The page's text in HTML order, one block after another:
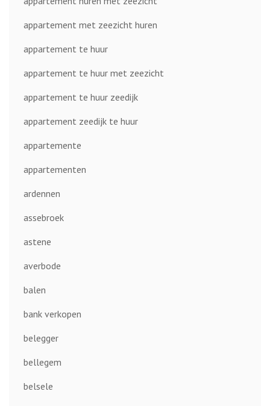
appartement met zeezicht huren
appartement te huur
appartement te huur met zeezicht
appartement te huur zeedijk
appartement zeedijk te huur
appartemente
appartementen
ardennen
assebroek
astene
averbode
balen
bank verkopen
belegger
bellegem
belsele